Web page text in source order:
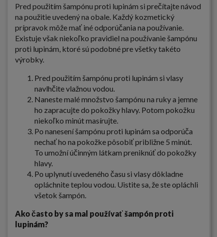
Pred použitím šampónu proti lupinám si prečítajte návod
na použitie uvedený na obale. Každý kozmetický
prípravok môže mať iné odporúčania na používanie.
Existuje však niekoľko pravidiel na používanie šampónu
proti lupinám, ktoré sú podobné pre všetky takéto
výrobky.
Pred použitím šampónu proti lupinám si vlasy
navlhčite vlažnou vodou.
Naneste malé množstvo šampónu na ruky a jemne
ho zapracujte do pokožky hlavy. Potom pokožku
niekoľko minút masírujte.
Po nanesení šampónu proti lupinám sa odporúča
nechať ho na pokožke pôsobiť približne 5 minút.
To umožní účinným látkam preniknúť do pokožky
hlavy.
Po uplynutí uvedeného času si vlasy dôkladne
opláchnite teplou vodou. Uistite sa, že ste opláchli
všetok šampón.
Ako často by sa mal používať šampón proti
lupinám?